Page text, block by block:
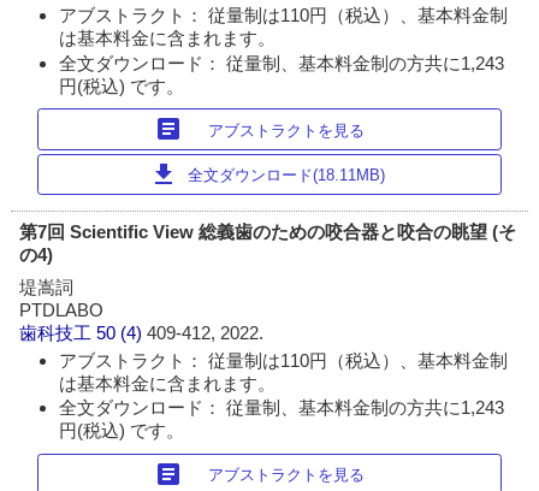
アブストラクト： 従量制は110円（税込）、基本料金制
は基本料金に含まれます。
全文ダウンロード： 従量制、基本料金制の方共に1,243
円(税込) です。
article アブストラクトを見る
download 全文ダウンロード(18.11MB)
第7回 Scientific View 総義歯のための咬合器と咬合の眺望 (そ
の4)
堤嵩詞
PTDLABO
歯科技工 50 (4)409-412, 2022.
アブストラクト： 従量制は110円（税込）、基本料金制
は基本料金に含まれます。
全文ダウンロード： 従量制、基本料金制の方共に1,243
円(税込) です。
article アブストラクトを見る